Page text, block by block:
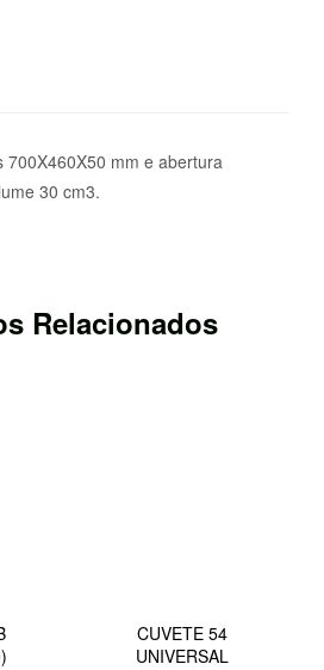
700X460X50 mm e abertura
30 cm3.
Relacionados
CUVETE 54
UNIVERSAL